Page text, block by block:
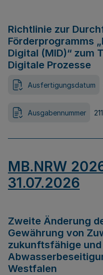
Richtlinie zur
Förderprogramms
Digital (MID)“ zum
Digitale Prozesse
Ausfertigungsdatum
Ausgabennummer 211
MB.NRW
31.07.2026
Zweite Änderung
Gewährung von
zukunftsfähige
Westfalen